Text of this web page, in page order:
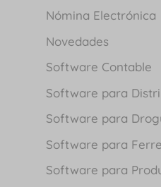
Nómina Electrónica
Novedades
Software Contable
Software para
Software para
Software para
Software para